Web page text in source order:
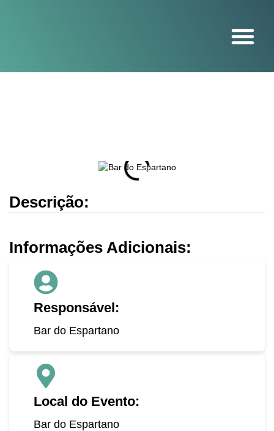
Descrição:
Informações Adicionais:
Responsável:
Bar do Espartano
Local do Evento:
Bar do Espartano